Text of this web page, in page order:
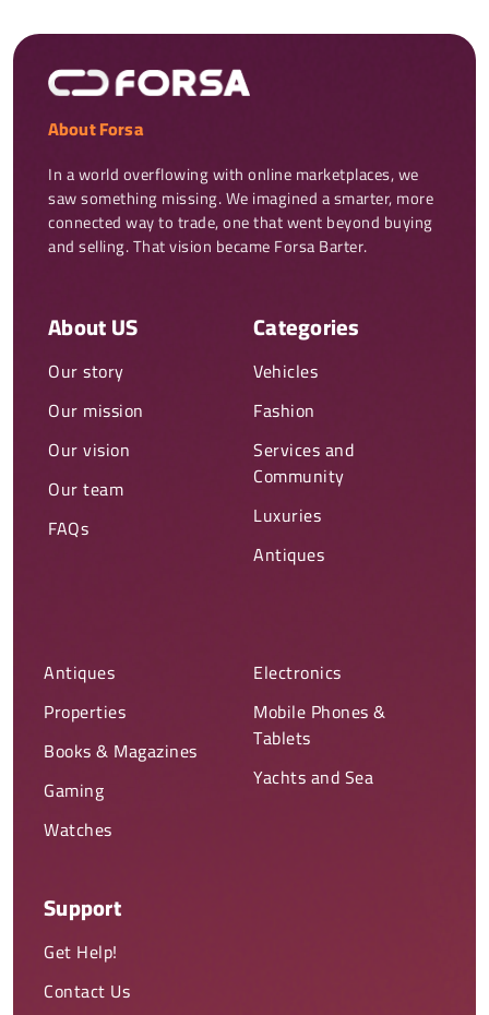
About Forsa
In a world overflowing with online marketplaces, we
saw something missing. We imagined a smarter, more
connected way to trade, one that went beyond buying
and selling. That vision became Forsa Barter.
About US
Our story
Our mission
Our vision
Our team
FAQs
Categories
Vehicles
Fashion
Services and
Community
Luxuries
Antiques
Antiques
Properties
Books & Magazines
Gaming
Watches
Electronics
Mobile Phones &
Tablets
Yachts and Sea
Support
Get Help!
Contact Us